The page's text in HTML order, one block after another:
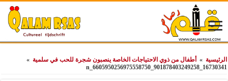
» أطفال من ذوي الاحتياجات الخاصة ينصبون شجرة للحب في سلمية »